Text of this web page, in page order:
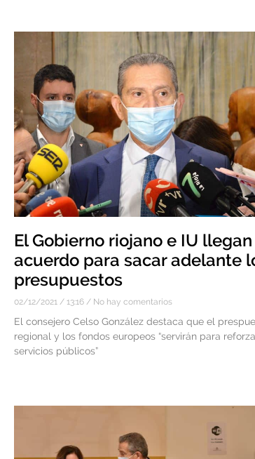
El Gobierno riojano e IU
acuerdo para sacar adelante
presupuestos
02/12/2021 13:16 No hay comentarios
El consejero Celso González destaca que el
regional y los fondos europeos “servirán para
servicios públicos”